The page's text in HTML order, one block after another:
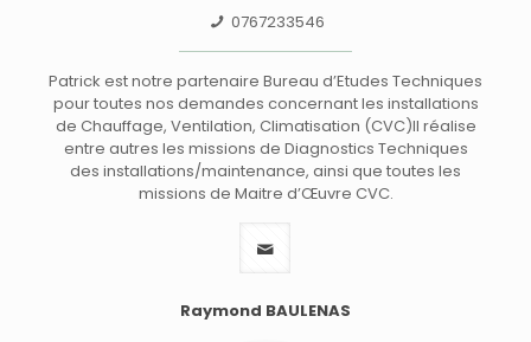
0767233546
Patrick est notre partenaire Bureau d’Etudes Techniques
pour toutes nos demandes concernant les installations
de Chauffage, Ventilation, Climatisation (CVC)Il réalise
entre autres les missions de Diagnostics Techniques
des installations/maintenance, ainsi que toutes les
missions de Maitre d’Œuvre CVC.
Raymond BAULENAS